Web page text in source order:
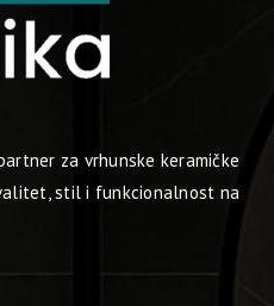
za vrhunske keramičke
stil i funkcionalnost na